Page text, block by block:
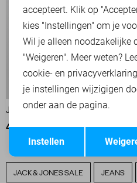
-30%
JACK & JONES JAS
42,00 59,99
JACK & JONES SALE JEANS
Terug
accepteert. Klik op
kies "Instellingen" om je
Wil je alleen noodzakelijke
"Weigeren". Meer weten?
cookie- en
je instellingen wijzigigen
onder aan de pagina.
Instellen